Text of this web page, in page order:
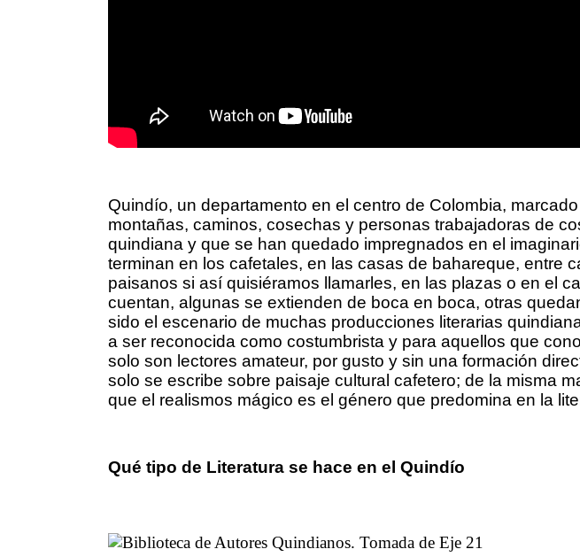
Quindío, un departamento en el centro de Colombia,
montañas, caminos, cosechas y personas trabajadoras de
quindiana y que se han quedado impregnados en el
terminan en los cafetales, en las casas de bahareque, entre
paisanos si así quisiéramos llamarles, en las plazas o en el
cuentan, algunas se extienden de boca en boca, otras
sido el escenario de muchas producciones literarias
a ser reconocida como costumbrista y para aquellos que
solo son lectores amateur, por gusto y sin una formación
solo se escribe sobre paisaje cultural cafetero; de la misma
que el realismos mágico es el género que predomina en la
Qué tipo de Literatura se hace en el Quindío